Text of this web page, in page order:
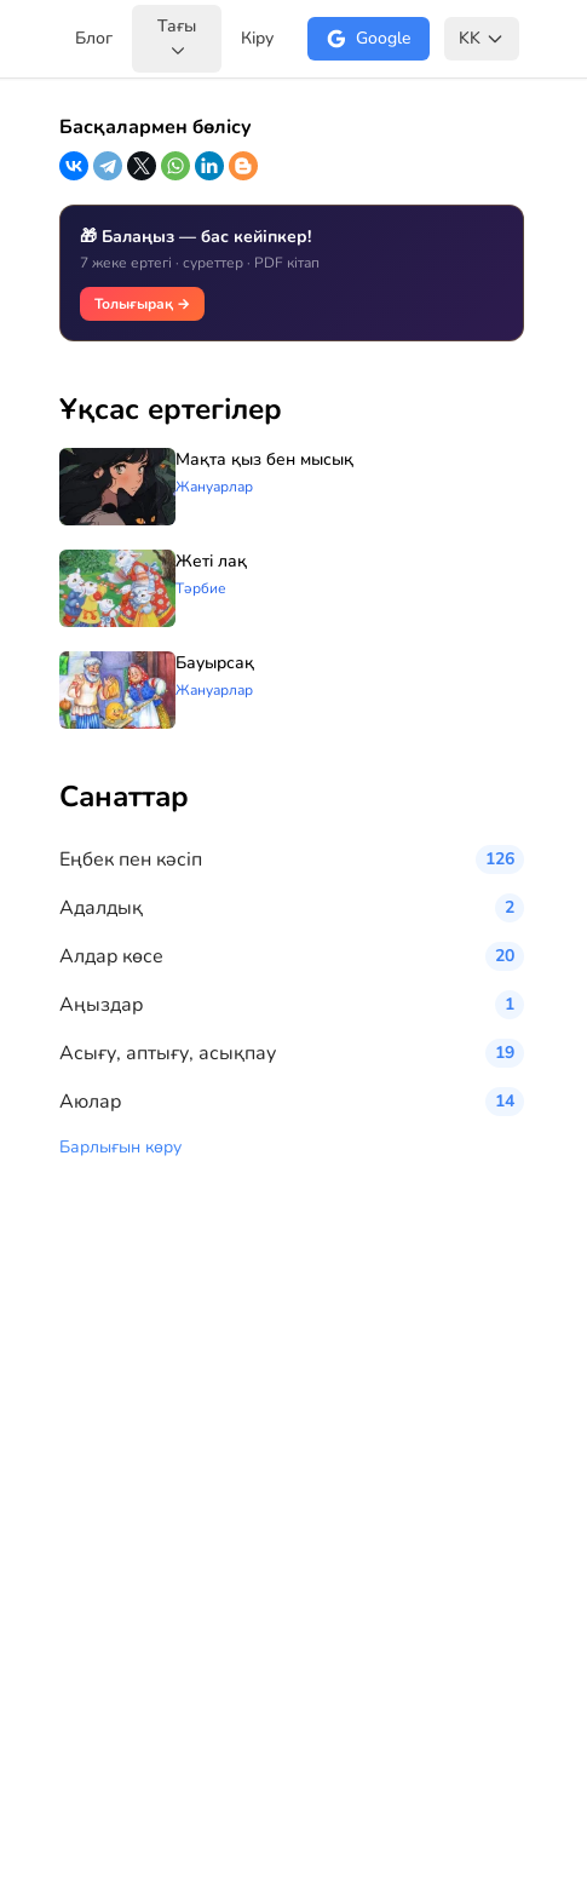
Блог
Тағы
Кіру Google KK
Басқалармен бөлісу
🎁 Балаңыз — бас кейіпкер!
7 жеке ертегі · суреттер · PDF кітап
Толығырақ →
Ұқсас ертегілер
Мақта қыз бен мысық
Жануарлар
Жеті лақ
Тәрбие
Бауырсақ
Жануарлар
Санаттар
Eңбек пен кәсіп 126
Адалдық 2
Алдар көсе 20
Аңыздар 1
Асығу, аптығу, асықпау 19
Аюлар
14
Барлығын көру